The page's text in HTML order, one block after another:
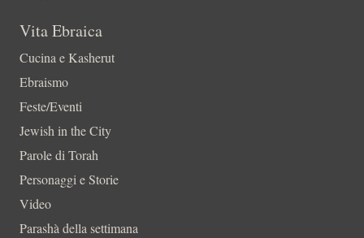
Vita Ebraica
Cucina e Kasherut
Ebraismo
Feste/Eventi
Jewish in the City
Parole di Torah
Personaggi e Storie
Video
Parashà della settimana